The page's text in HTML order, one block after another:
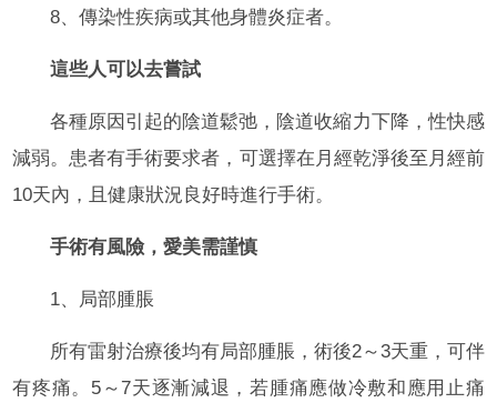
8、傳染性疾病或其他身體炎症者。
這些人可以去嘗試
各種原因引起的陰道鬆弛，陰道收縮力下降，性快感
減弱。患者有手術要求者，可選擇在月經乾淨後至月經前
10天內，且健康狀況良好時進行手術。
手術有風險，愛美需謹慎
1、局部腫脹
所有雷射治療後均有局部腫脹，術後2～3天重，可伴
有疼痛。5～7天逐漸減退，若腫痛應做冷敷和應用止痛